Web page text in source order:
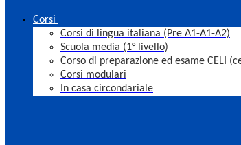
Corsi
Corsi di lingua italiana (Pre A1-A1-A2)
Scuola media (1° livello)
Corso di preparazione ed esame CELI
Corsi modulari
In casa circondariale